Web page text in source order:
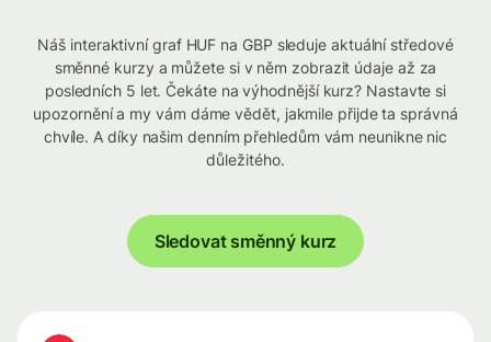
Náš interaktivní graf HUF na GBP sleduje aktuální středové
směnné kurzy a můžete si v něm zobrazit údaje až za
posledních 5 let. Čekáte na výhodnější kurz? Nastavte si
upozornění a my vám dáme vědět, jakmile přijde ta správná
chvíle. A díky našim denním přehledům vám neunikne nic
důležitého.
Sledovat směnný kurz